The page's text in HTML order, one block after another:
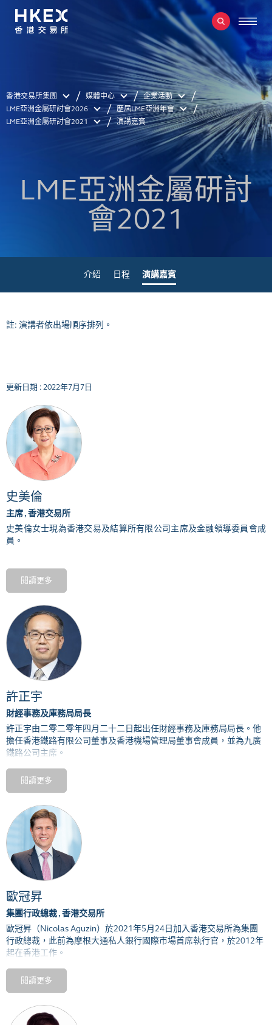
香港交易所集團 媒體中心
企業活動
LME亞洲金屬研討會2026
歷屆LME亞洲年會
LME亞洲金屬研討會2021
演講嘉賓
LME亞洲金屬研討
會2021
介紹 日程 演講嘉賓
註: 演講者依出場順序排列。
更新日期 : 2022年7月7日
史美倫
主席 , 香港交易所
史美倫女士現為香港交易及結算所有限公司主席及金融領導委員會成
員。
金會的高級國際顧問及蘇富比國際諮詢委員會成員。此外，史女士是
中國證券監督管理委員會國際顧問委員會副主席及國際證券交易所聯
史女士於2001年1月獲中華人民共和國國務院委任為中國證券監督管
理委員 會副主席，為中國首位來自境外的副部級官員，直至2004年
卸任後回港。 史女士於1991年至2000年任職香港證監會，並於1998
年擔任其副主席一職。
2013年1月至2018年7月為香港金融發展局主席及2007年至2011年為
香港特別行政區的大學教育資助委員會主席。
史女士於2001年、2009年及2017年獲香港特別行政區政府先後頒發
銀紫荊星章、金紫荊星章及大紫荊勳章，表揚她在公共服務的貢獻。
閱讀更多
許正宇
財經事務及庫務局局長
許正宇由二零二零年四月二十二日起出任財經事務及庫務局局長。他
擔任香港鐵路有限公司董事及香港機場管理局董事會成員，並為九廣
鐵路公司主席。
在獲委任為局長前，許正宇是香港金融發展局行政總監。他在香港交
易所工作達十三年，曾出任市場發展科董事總經理兼項目管理主管，
特區政府為政務主任，曾被調派到經濟發展科、香港特區政府駐北京
辦事處和民政事務總署服務，亦曾在私人市場一些跨國企業就職。
許正宇曾經出任不同公職，包括香港城市大學校董會、強制性公積金
計劃管理局程序覆檢委員會、香港交易所上市覆核委員會，以及香港
會計師公會紀律小組的成員。
許正宇持有英國牛津大學哲學、政治及經濟系榮譽學士與碩士學位，
以及INSEAD工商管理碩士學位。他亦曾參與史丹福大學行政人員培訓
課程。
閱讀更多
歐冠昇
集團行政總裁 , 香港交易所
歐冠昇（Nicolas Aguzin）於2021年5月24日加入香港交易所為集團
行政總裁，此前為摩根大通私人銀行國際市場首席執行官，於2012年
起在香港工作。
2013年至2020年，歐冠昇為摩根大通亞太區首席執行官，負責領導該
行在區內17個市場的業務，期間掌管摩根大通一些重要的業務拓展，
擁有一家於當地註冊的商業銀行、控股一家證券公司、一家資產管理
閱讀更多